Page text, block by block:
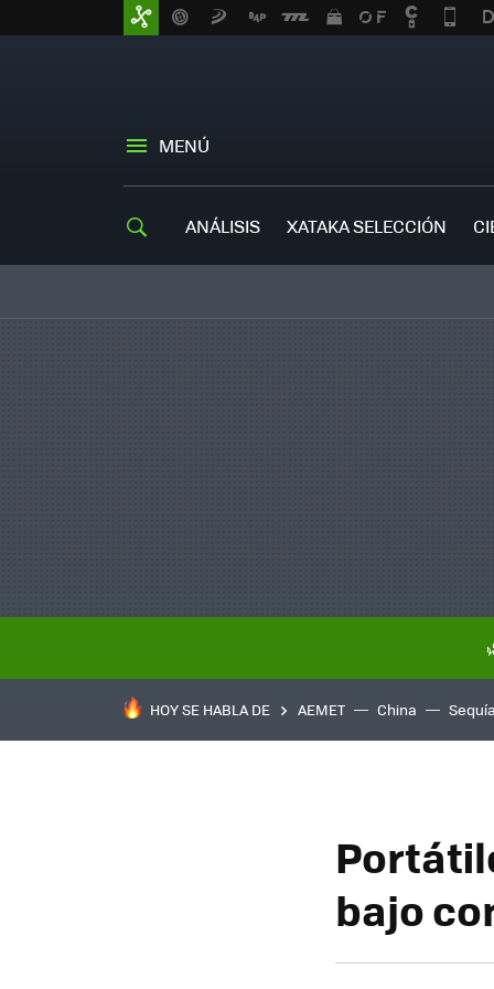
MENÚ
ANÁLISIS XATAKA SELECCIÓN
HOY SE HABLA DE AEMET China Sequía
bajo